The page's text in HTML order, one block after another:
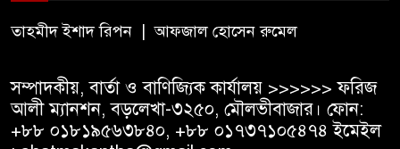
ভারতীয় হাই কমিশন
তাহমীদ ইশাদ রিপন | আফজাল হোসেন রুমেল
সম্পাদকীয়, বার্তা ও বাণিজ্যিক কার্যালয় >>>>>> ফরিজ
আলী ম্যানশন, বড়লেখা-৩২৫০, মৌলভীবাজার। ফোন:
+৮৮ ০১৮১৯৫৬৩৮৪০, +৮৮ ০১৭৩৭১০৫৪৭৪ ইমেইল